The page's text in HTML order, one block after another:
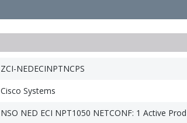
ZCI-NEDECINPTNCPS
Cisco Systems
NSO NED ECI NPT1050 NETCONF: 1 Active